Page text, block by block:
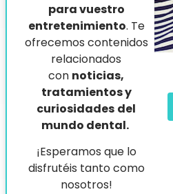
paravuestro
entretenimiento. Te
ofrecemos contenidos
relacionados
con noticias,
tratamientos y
curiosidades del
mundo dental.
¡Esperamos que lo
disfrutéis tanto como
nosotros!